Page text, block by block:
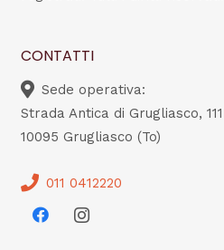
CONTATTI
Sede operativa:
Strada Antica di Grugliasco, 111
10095 Grugliasco (To)
011 0412220